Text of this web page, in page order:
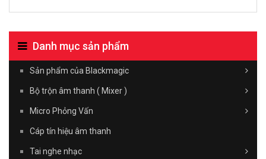
Danh mục sản phẩm
Sản phẩm của Blackmagic
Bộ trộn âm thanh ( Mixer )
Micro Phỏng Vấn
Cáp tín hiệu âm thanh
Tai nghe nhạc